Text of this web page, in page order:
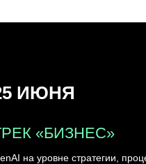
«БИЗНЕС»
на уровне стратегии,
ИЮНЯ